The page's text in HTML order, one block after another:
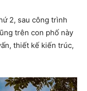
2, sau công trình
trên con phố này
thiết kế kiến trúc,